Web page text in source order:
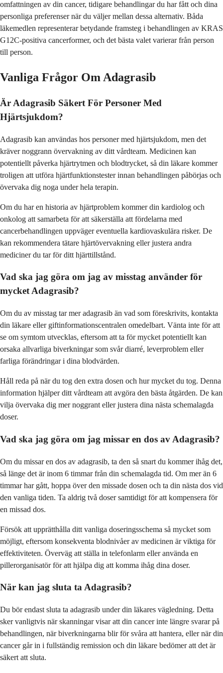
omfattningen av din cancer, tidigare behandlingar du har fått och dina
personliga preferenser när du väljer mellan dessa alternativ. Båda
läkemedlen representerar betydande framsteg i behandlingen av KRAS
G12C-positiva cancerformer, och det bästa valet varierar från person
till person.
Vanliga Frågor Om Adagrasib
Är Adagrasib Säkert För Personer Med
Hjärtsjukdom?
Adagrasib kan användas hos personer med hjärtsjukdom, men det
kräver noggrann övervakning av ditt vårdteam. Medicinen kan
potentiellt påverka hjärtrytmen och blodtrycket, så din läkare kommer
troligen att utföra hjärtfunktionstester innan behandlingen påbörjas och
övervaka dig noga under hela terapin.
Om du har en historia av hjärtproblem kommer din kardiolog och
onkolog att samarbeta för att säkerställa att fördelarna med
cancerbehandlingen uppväger eventuella kardiovaskulära risker. De
kan rekommendera tätare hjärtövervakning eller justera andra
mediciner du tar för ditt hjärttillstånd.
Vad ska jag göra om jag av misstag använder för
mycket Adagrasib?
Om du av misstag tar mer adagrasib än vad som föreskrivits, kontakta
din läkare eller giftinformationscentralen omedelbart. Vänta inte för att
se om symtom utvecklas, eftersom att ta för mycket potentiellt kan
orsaka allvarliga biverkningar som svår diarré, leverproblem eller
farliga förändringar i dina blodvärden.
Håll reda på när du tog den extra dosen och hur mycket du tog. Denna
information hjälper ditt vårdteam att avgöra den bästa åtgärden. De kan
vilja övervaka dig mer noggrant eller justera dina nästa schemalagda
doser.
Vad ska jag göra om jag missar en dos av Adagrasib?
Om du missar en dos av adagrasib, ta den så snart du kommer ihåg det,
så länge det är inom 6 timmar från din schemalagda tid. Om mer än 6
timmar har gått, hoppa över den missade dosen och ta din nästa dos vid
den vanliga tiden. Ta aldrig två doser samtidigt för att kompensera för
en missad dos.
Försök att upprätthålla ditt vanliga doseringsschema så mycket som
möjligt, eftersom konsekventa blodnivåer av medicinen är viktiga för
effektiviteten. Överväg att ställa in telefonlarm eller använda en
pillerorganisatör för att hjälpa dig att komma ihåg dina doser.
När kan jag sluta ta Adagrasib?
Du bör endast sluta ta adagrasib under din läkares vägledning. Detta
sker vanligtvis när skanningar visar att din cancer inte längre svarar på
behandlingen, när biverkningarna blir för svåra att hantera, eller när din
cancer går in i fullständig remission och din läkare bedömer att det är
säkert att sluta.